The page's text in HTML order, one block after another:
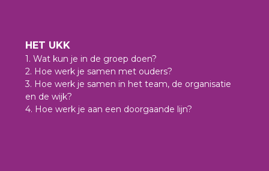
HET UKK
1. Wat kun je in de groep doen?
2. Hoe werk je samen met ouders?
3. Hoe werk je samen in het team, de organisatie
en de wijk?
4. Hoe werk je aan een doorgaande lijn?